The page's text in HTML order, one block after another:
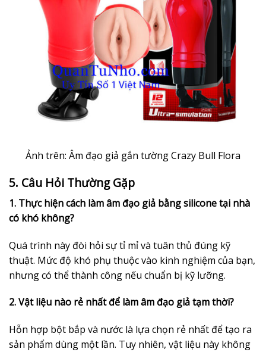
Ảnh trên: Âm đạo giả gắn tường Crazy Bull Flora
5. Câu Hỏi Thường Gặp
1. Thực hiện cách làm âm đạo giả bằng silicone tại nhà
có khó không?
Quá trình này đòi hỏi sự tỉ mỉ và tuân thủ đúng kỹ
thuật. Mức độ khó phụ thuộc vào kinh nghiệm của bạn,
nhưng có thể thành công nếu chuẩn bị kỹ lưỡng.
2. Vật liệu nào rẻ nhất để làm âm đạo giả tạm thời?
Hỗn hợp bột bắp và nước là lựa chọn rẻ nhất để tạo ra
sản phẩm dùng một lần. Tuy nhiên, vật liệu này không